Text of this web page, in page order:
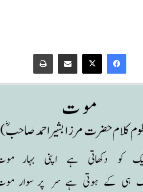
Facebook
X
Share via Email
Print